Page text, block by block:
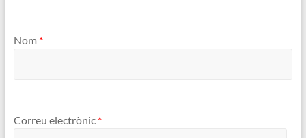
Nom *
Correu electrònic *